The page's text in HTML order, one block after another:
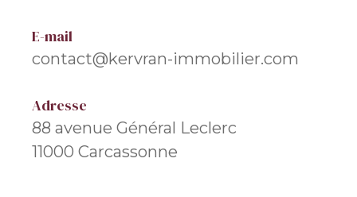
E-mail
contact@kervran-immobilier.com
Adresse
88 avenue Général Leclerc
11000 Carcassonne